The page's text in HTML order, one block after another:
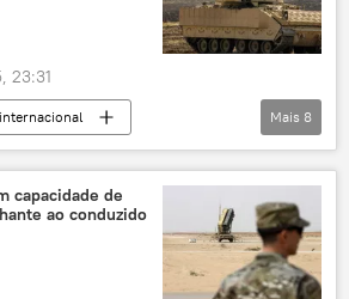
23:31
Estados Unidos
Trump
Colorado
Mais 8
capacidade de
ao conduzido